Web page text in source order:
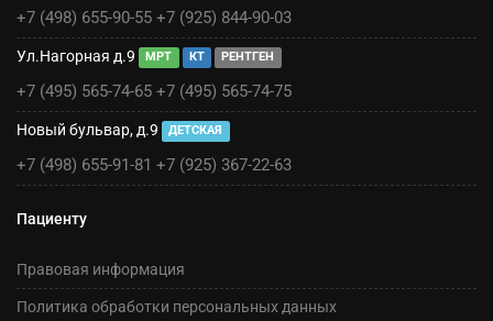
+7 (498) 655-90-55 +7 (925) 844-90-03
Ул.Нагорная д.9 МРТ КТ РЕНТГЕН
+7 (495) 565-74-65 +7 (495) 565-74-75
Новый бульвар, д.9 ДЕТСКАЯ
+7 (498) 655-91-81 +7 (925) 367-22-63
Пациенту
Правовая информация
Политика обработки персональных данных